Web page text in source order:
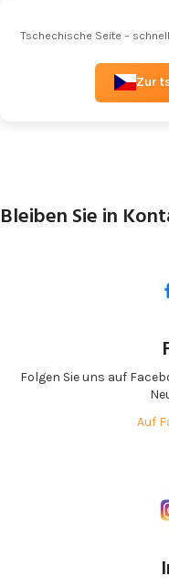
Tschechische Seite –
Zur
Bleiben Sie in
Folgen Sie uns auf
Auf